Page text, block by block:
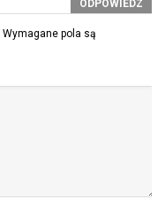
ODPOWIEDZ
Wymagane pola są